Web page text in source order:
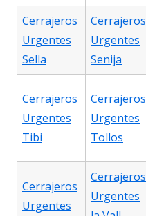
Cerrajeros
Urgentes
Sella
Cerrajeros
Urgentes
Senija
Cerrajeros
Urgentes
Tibi
Cerrajeros
Urgentes
Tollos
Cerrajeros
Urgentes
Cerrajeros
Urgentes